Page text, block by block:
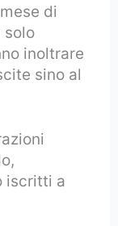
di
solo
inoltrare
sino al
iscritti a